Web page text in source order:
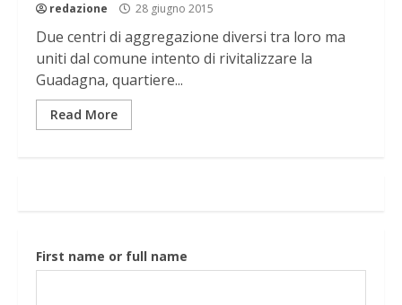
redazione 28 giugno 2015
Due centri di aggregazione diversi tra loro ma
uniti dal comune intento di rivitalizzare la
Guadagna, quartiere...
Read More
First name or full name